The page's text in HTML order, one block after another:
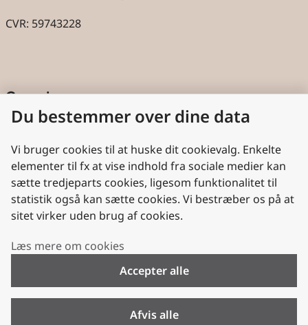
CVR: 59743228
Genveje
Cookies
Aktindsigt
Persondatabeskyttelse
Nyttige links
Plan- og Landdistriktsstyrelsen
Folkekirken.dk
Du bestemmer over dine data
Vi bruger cookies til at huske dit cookievalg. Enkelte
elementer til fx at vise indhold fra sociale medier kan
sætte tredjeparts cookies, ligesom funktionalitet til
statistik også kan sætte cookies. Vi bestræber os på at
sitet virker uden brug af cookies.
Læs mere om cookies
Accepter alle
Afvis alle